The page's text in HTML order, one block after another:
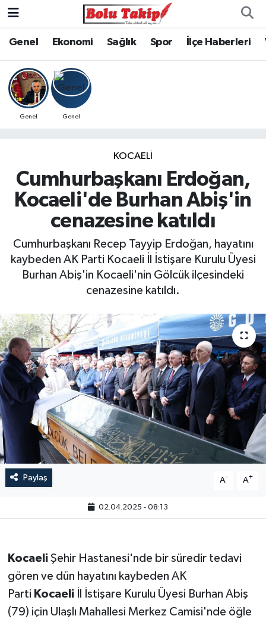
Genel Ekonomi Sağlık Spor İlçe Haberleri
Genel Genel
KOCAELİ
Cumhurbaşkanı Erdoğan,
Kocaeli'de Burhan Abiş'in
cenazesine katıldı
Cumhurbaşkanı Recep Tayyip Erdoğan, hayatını
kaybeden AK Parti Kocaeli İl İstişare Kurulu Üyesi
Burhan Abiş'in Kocaeli'nin Gölcük ilçesindeki
cenazesine katıldı.
Paylaş A- A+
02.04.2025 - 08:13
KocaeliŞehir Hastanesi'nde bir süredir tedavi
gören ve dün hayatını kaybeden AK
Parti Kocaeliİl İstişare Kurulu Üyesi Burhan Abiş
(79) için Ulaşlı Mahallesi Merkez Camisi'nde öğle